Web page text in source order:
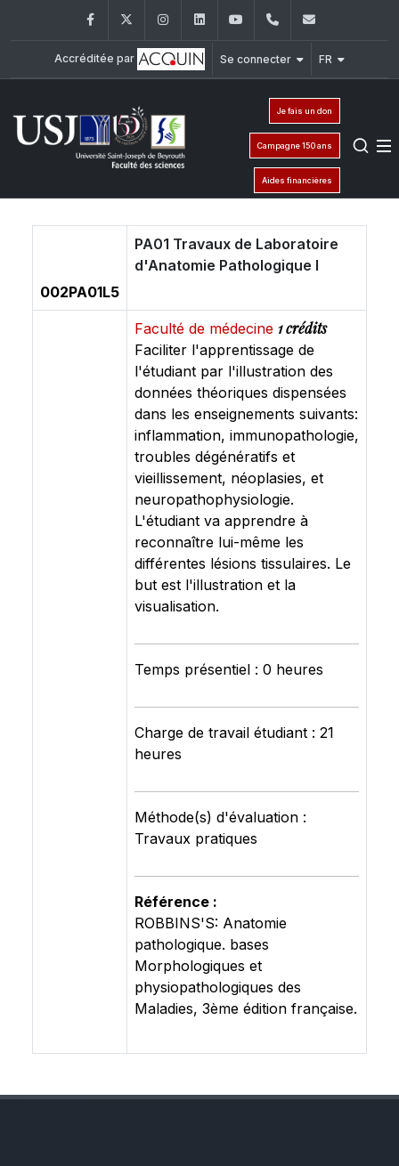
FacebookTwitter InstagramLinkedInYouTube+961 (1) 421 368
Accréditée par Se connecter FR
Je fais un don
Campagne 150 ans
Aides financières
002PA01L5
PA01 Travaux de Laboratoire
d'Anatomie Pathologique I
Faculté de médecine 1 crédits
Faciliter l'apprentissage de
l'étudiant par l'illustration des
données théoriques dispensées
dans les enseignements suivants:
inflammation, immunopathologie,
troubles dégénératifs et
vieillissement, néoplasies, et
neuropathophysiologie.
L'étudiant va apprendre à
reconnaître lui-même les
différentes lésions tissulaires. Le
but est l'illustration et la
visualisation.
Temps présentiel : 0 heures
Charge de travail étudiant : 21
heures
Méthode(s) d'évaluation :
Travaux pratiques
Référence :
ROBBINS'S: Anatomie
pathologique. bases
Morphologiques et
physiopathologiques des
Maladies, 3ème édition française.